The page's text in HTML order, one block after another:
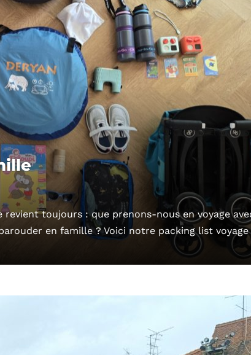
toujours : que prenons-nous en voyage
en famille ? Voici notre packing list voyage